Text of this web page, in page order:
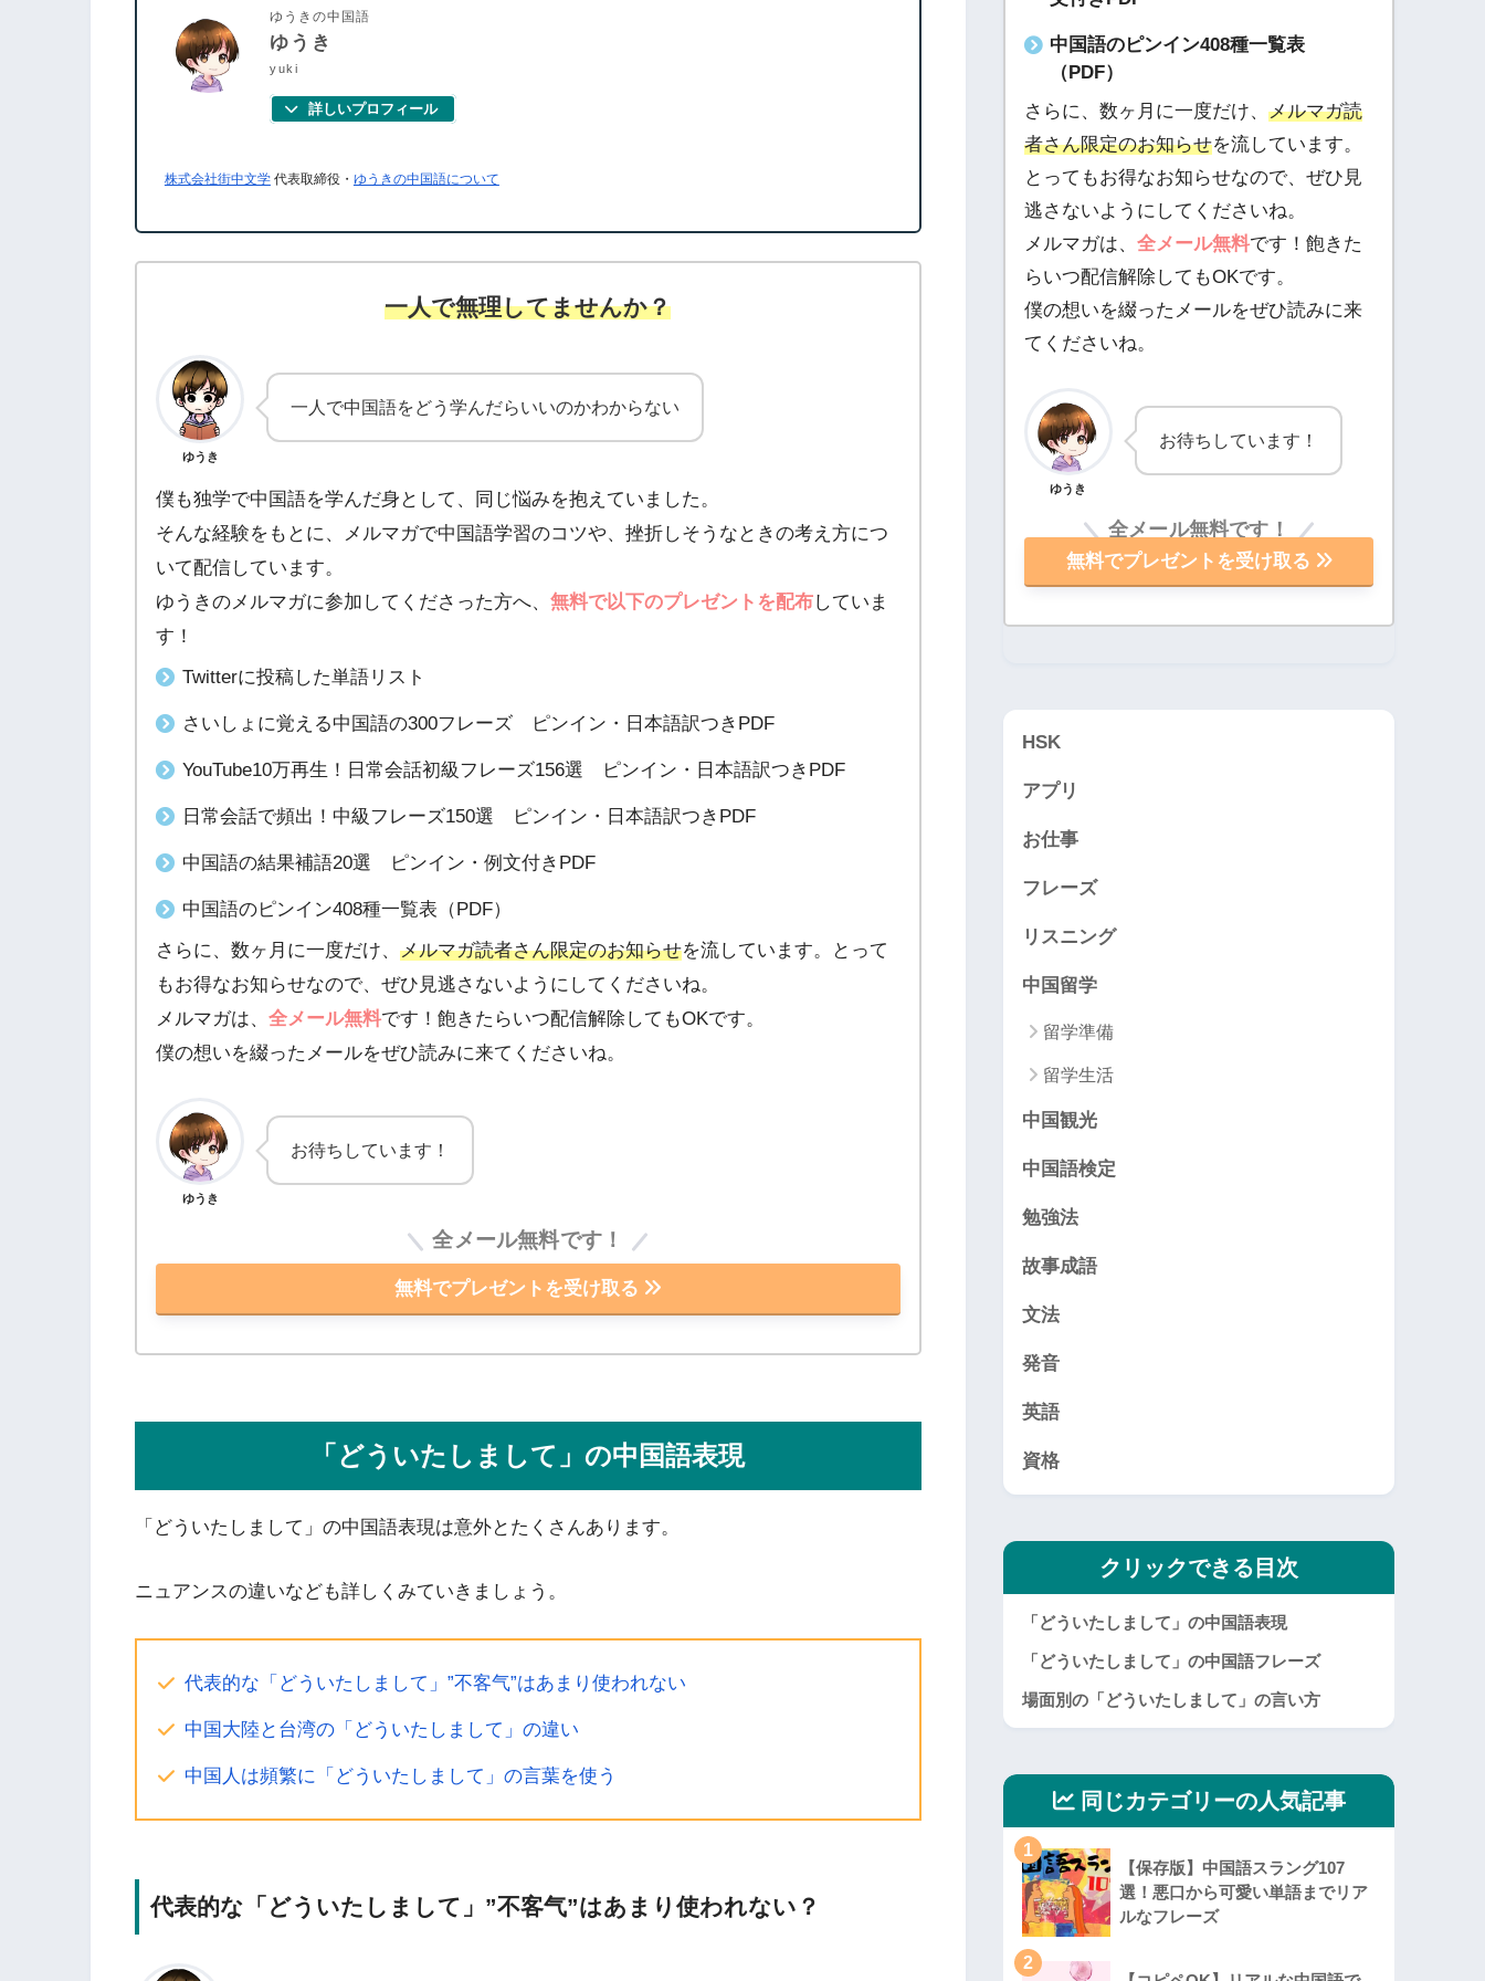
ゆうきの中国語
ゆうき
yuki
詳しいプロフィール
株式会社街中文学代表取締役・ ゆうきの中国語について
一人で無理してませんか？
ゆうき
一人で中国語をどう学んだらいいのかわからない
僕も独学で中国語を学んだ身として、同じ悩みを抱えていました。
そんな経験をもとに、メルマガで中国語学習のコツや、挫折しそうなときの考え方につ
いて配信しています。
ゆうきのメルマガに参加してくださった方へ、無料で以下のプレゼントを配布していま
す！
Twitterに投稿した単語リスト
さいしょに覚える中国語の300フレーズ ピンイン・日本語訳つきPDF
YouTube10万再生！日常会話初級フレーズ156選 ピンイン・日本語訳つきPDF
日常会話で頻出！中級フレーズ150選 ピンイン・日本語訳つきPDF
中国語の結果補語20選 ピンイン・例文付きPDF
中国語のピンイン408種一覧表（PDF）
さらに、数ヶ月に一度だけ、メルマガ読者さん限定のお知らせを流しています。とって
もお得なお知らせなので、ぜひ見逃さないようにしてくださいね。
メルマガは、全メール無料です！飽きたらいつ配信解除してもOKです。
僕の想いを綴ったメールをぜひ読みに来てくださいね。
ゆうき
お待ちしています！
全メール無料です！
無料でプレゼントを受け取る
「どういたしまして」の中国語表現
「どういたしまして」の中国語表現は意外とたくさんあります。
ニュアンスの違いなども詳しくみていきましょう。
代表的な「どういたしまして」”不客气”はあまり使われない
中国大陸と台湾の「どういたしまして」の違い
中国人は頻繁に「どういたしまして」の言葉を使う
代表的な「どういたしまして」”不客气”はあまり使われない？
中国語のピンイン408種一覧表
（PDF）
さらに、数ヶ月に一度だけ、 メルマガ読
者さん限定のお知らせを流しています。
とってもお得なお知らせなので、ぜひ見
逃さないようにしてくださいね。
メルマガは、 全メール無料です！飽きた
らいつ配信解除してもOKです。
僕の想いを綴ったメールをぜひ読みに来
てくださいね。
ゆうき
お待ちしています！
全メール無料です！
無料でプレゼントを受け取る
HSK
アプリ
お仕事
フレーズ
リスニング
中国留学
留学準備
留学生活
中国観光
中国語検定
勉強法
故事成語
文法
発音
英語
資格
クリックできる目次
「どういたしまして」の中国語表現
「どういたしまして」の中国語フレーズ
場面別の「どういたしまして」の言い方
同じカテゴリーの人気記事
1
【保存版】中国語スラング107
選！悪口から可愛い単語までリア
ルなフレーズ
2